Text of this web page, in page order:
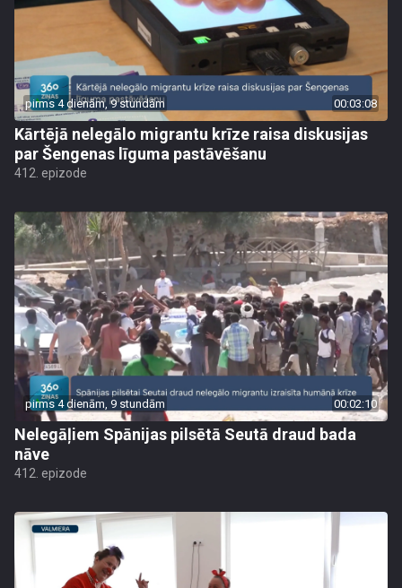
pirms 4 dienām, 9 stundām 00:03:08
Kārtējā nelegālo migrantu krīze raisa diskusijas
par Šengenas līguma pastāvēšanu
412. epizode
pirms 4 dienām, 9 stundām 00:02:10
Nelegāļiem Spānijas pilsētā Seutā draud bada
nāve
412. epizode